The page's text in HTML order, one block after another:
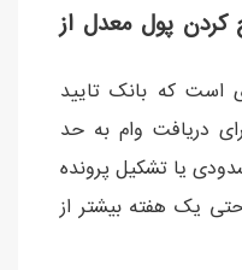
کردن پول معدل از
است که بانک تایید
دریافت وام به حد
یا تشکیل پرونده
یک هفته بیشتر از